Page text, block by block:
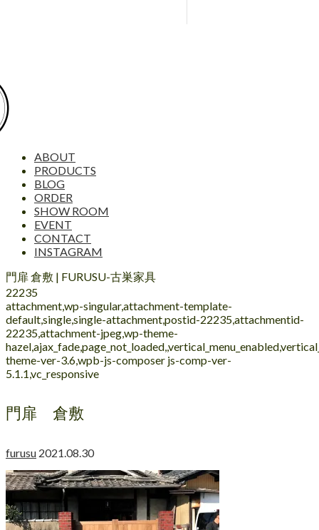
ABOUT
PRODUCTS
BLOG
ORDER
SHOW ROOM
EVENT
CONTACT
INSTAGRAM
門扉 倉敷 | FURUSU-古巣家具
22235
attachment,wp-singular,attachment-template-
default,single,single-attachment,postid-22235,attachmentid-
22235,attachment-jpeg,wp-theme-
theme-ver-3.6,wpb-js-composer js-comp-ver-
5.1.1,vc_responsive
門扉 倉敷
furusu 2021.08.30